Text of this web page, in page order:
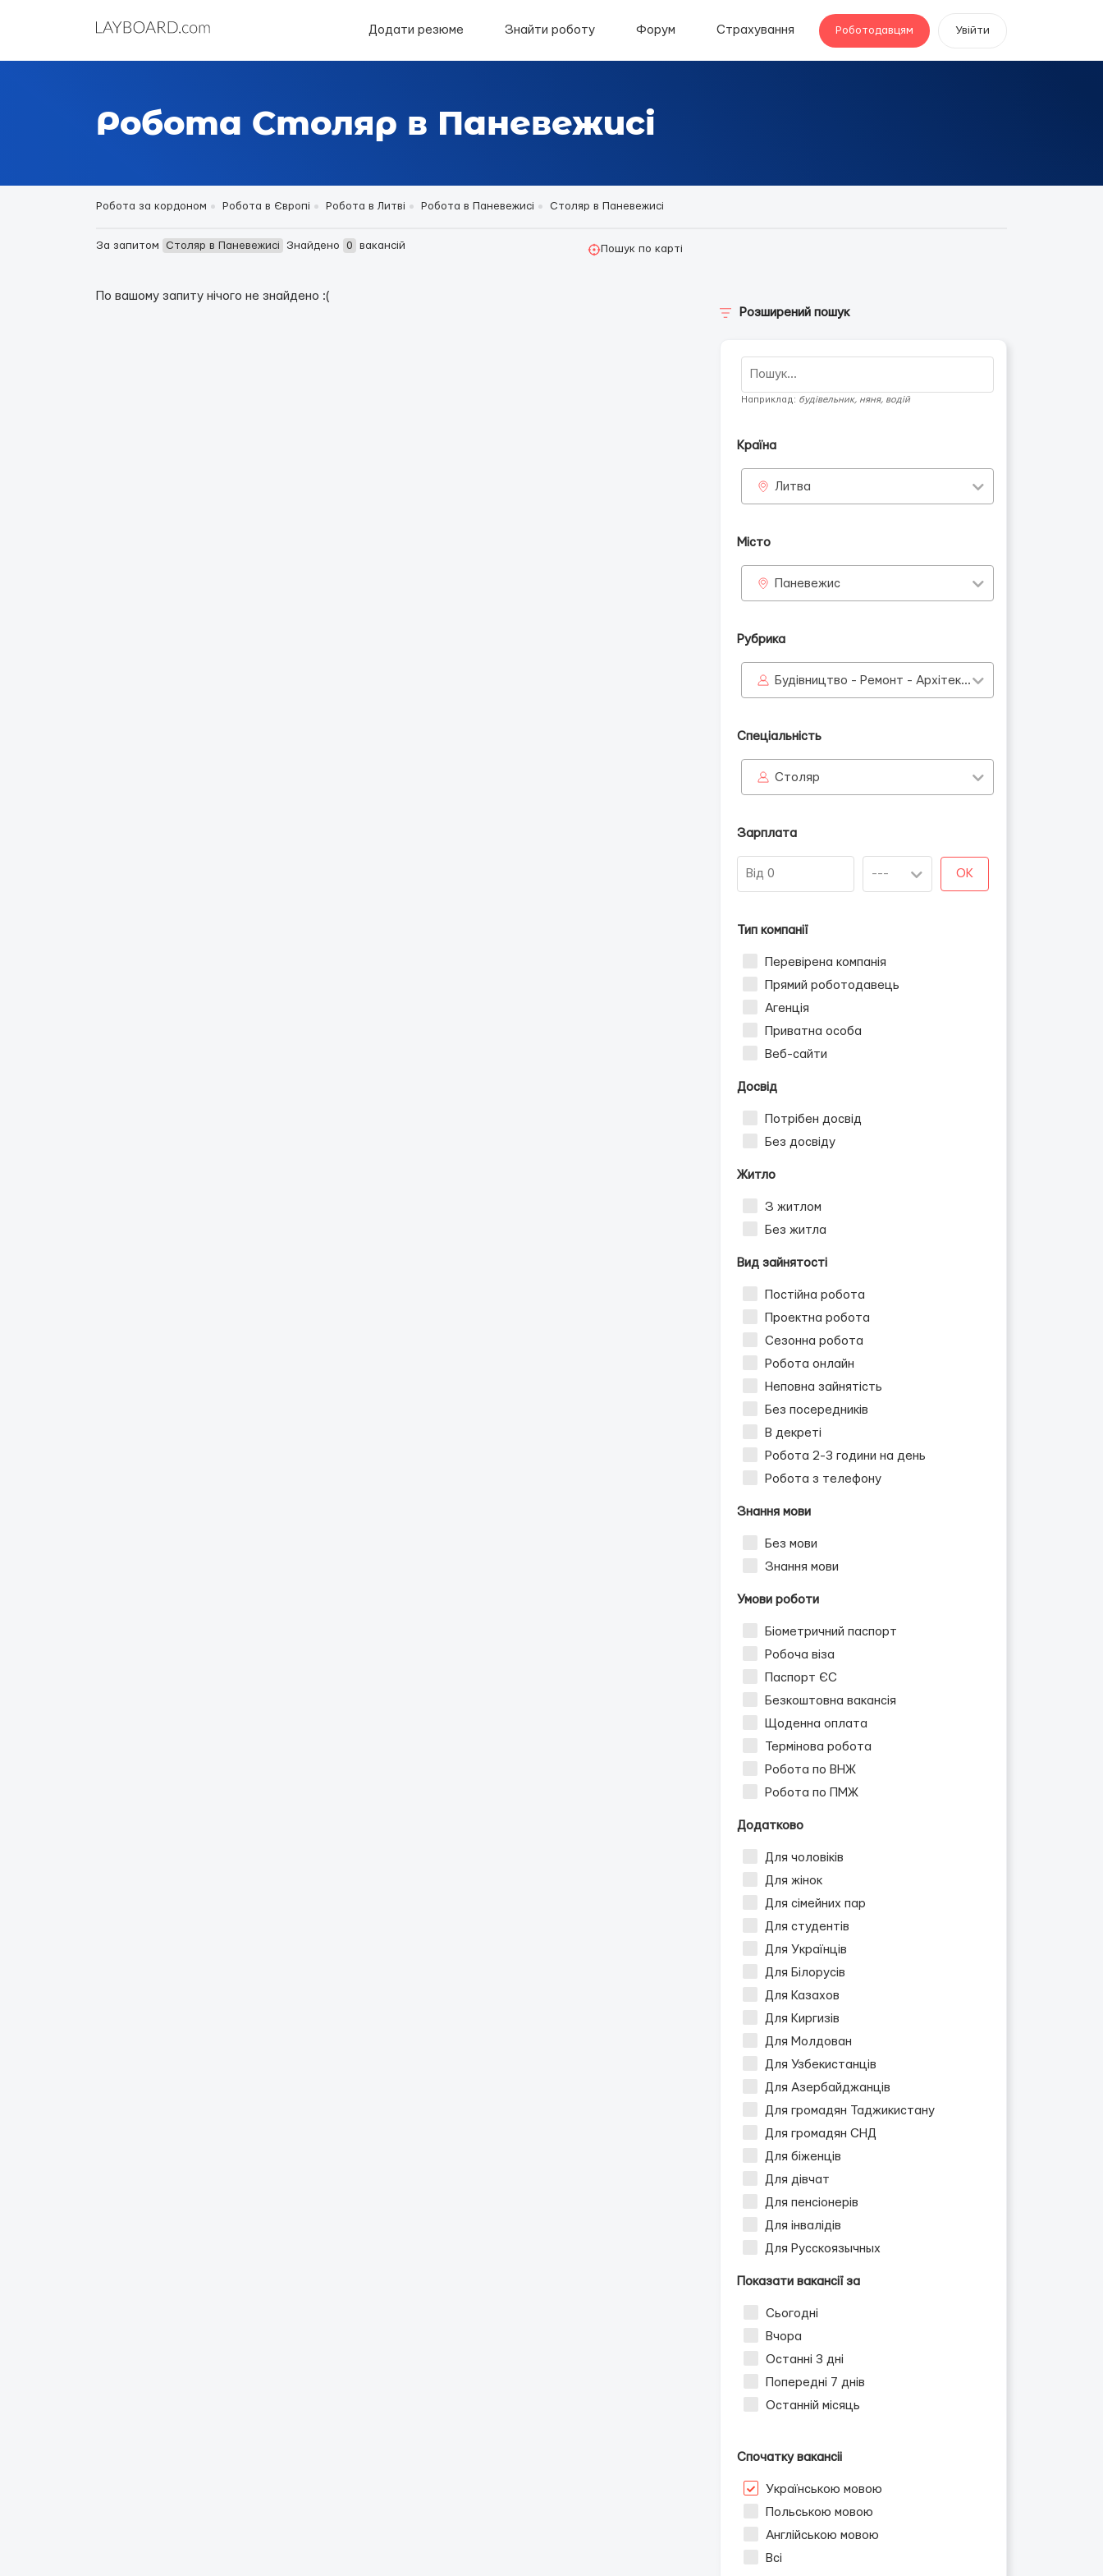
Додати резюме Знайти роботу Форум Страхування Роботодавцям Увійти
Робота Столяр в Паневежисі
Робота за кордоном Робота в Європі Робота в Литві Робота в Паневежисі Столяр в Паневежисі
За запитом Столяр в Паневежисі Знайдено 0 вакансій Пошук по карті
По вашому запиту нічого не знайдено :(
Розширений пошук
Наприклад: будівельник, няня, водій
Країна
Литва
Місто
Паневежис
Рубрика
Будівництво - Ремонт - Архітектура
Спеціальність
Столяр
Зарплата
OK
Тип компанії
Перевірена компанія
Прямий роботодавець
Агенція
Приватна особа
Веб-сайти
Досвід
Потрібен досвід
Без досвіду
Житло
З житлом
Без житла
Вид зайнятості
Постійна робота
Проектна робота
Сезонна робота
Робота онлайн
Неповна зайнятість
Без посередників
В декреті
Робота 2-3 години на день
Робота з телефону
Знання мови
Без мови
Знання мови
Умови роботи
Біометричний паспорт
Робоча віза
Паспорт ЄС
Безкоштовна вакансія
Щоденна оплата
Термінова робота
Робота по ВНЖ
Робота по ПМЖ
Додатково
Для чоловіків
Для жінок
Для сімейних пар
Для студентів
Для Українців
Для Білорусів
Для Казахов
Для Киргизів
Для Молдован
Для Узбекистанців
Для Азербайджанців
Для громадян Таджикистану
Для громадян СНД
Для біженців
Для дівчат
Для пенсіонерів
Для інвалідів
Для Русскоязычных
Показати вакансії за
Сьогодні
Вчора
Останні 3 дні
Попередні 7 днів
Останній місяць
Спочатку вакансіі
Українською мовою
Польською мовою
Англійською мовою
Всі